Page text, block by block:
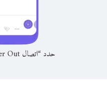
حدد “اتصال Viber Out” من عنوان المحادثة